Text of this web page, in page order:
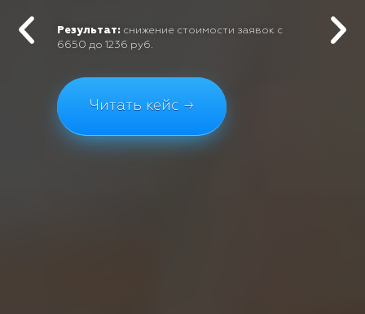
Результат: снижение стоимости заявок с
6650 до 1236 руб.
Читать кейс →